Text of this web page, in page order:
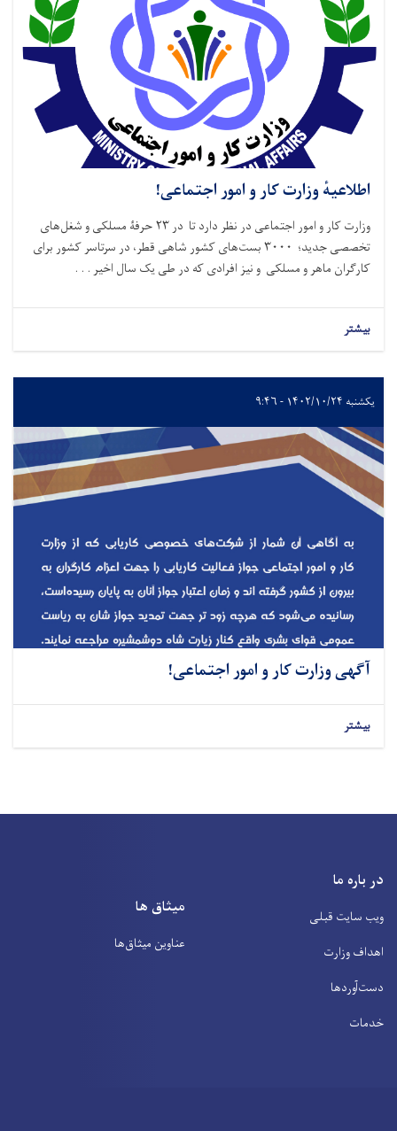
اطلاعیهٔ وزارت کار و امور اجتماعی!
وزارت کار و امور اجتماعی در نظر دارد تا در ۲۳ حرفۀ مسلکی و شغل‌های
تخصصی جدید؛ ۳۰۰۰ بست‌های کشور شاهی قطر، در سرتاسر کشور برای
کارگران ماهر و مسلکی و نیز افرادی که در طی یک سال اخیر . . .
بیشتر
یکشنبه ۱۴۰۲/۱۰/۲۴ - ۹:۴۶
آگهی وزارت کار و امور اجتماعی!
بیشتر
در باره ما
ویب سایت قبلی
اهداف وزارت
دست‌آوردها
خدمات
میثاق ها
عناوین‌ میثاق‌ها